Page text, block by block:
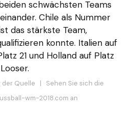
schwächsten Teams
Chile als Nummer
das stärkste Team,
konnte. Italien auf
21 und Holland auf Platz
der Quelle | Sehen Sie sich die
wm-2018.com an